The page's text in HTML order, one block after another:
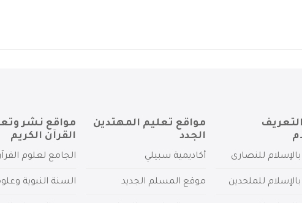
للنصارى
للملحدين
مواقع تعليم المهتدين
الجدد
أكاديمية سبيلي
موقع المسلم الجديد
مواقع نشر
القرآن الكريم
الجامع لعلوم
السنة النبوية